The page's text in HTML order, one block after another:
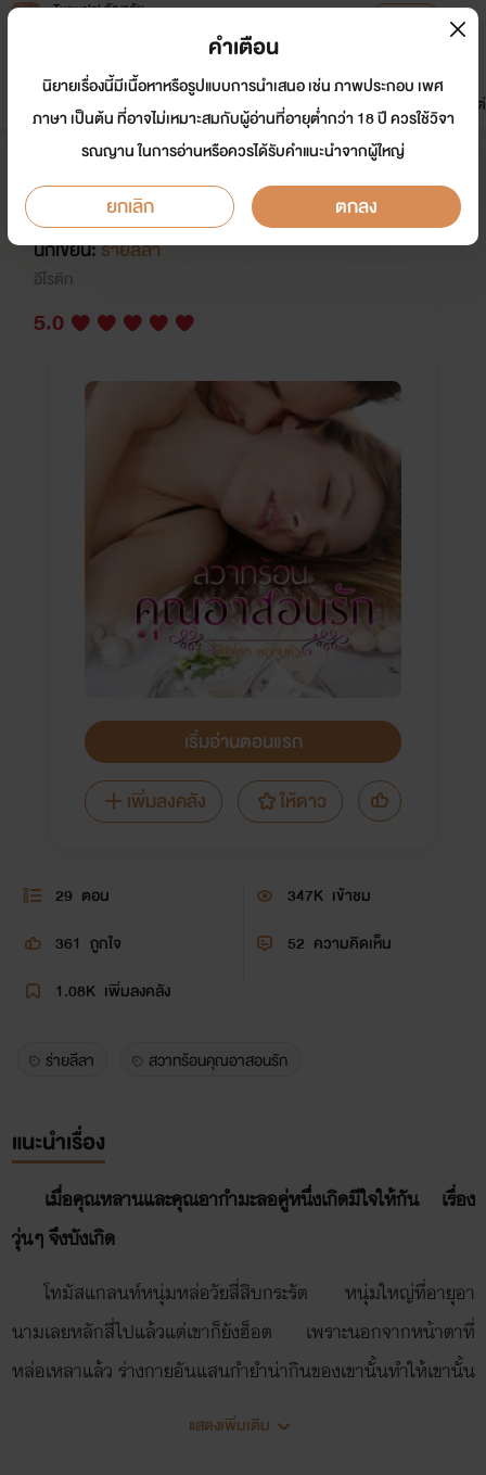
Tunwalai ธัญวลัย
หน้าแรก นิยาย อีบุ๊ก การ์ตูน
มาใหม่
ดรีมแชท ธัญลิสต์
สวาทร้อนคุณอาสอนรัก ซีรีส์ พ่อ
นักเขียน:ร่ายลีลา
อีโรติก
5.0
เริ่มอ่านตอนแรก
เพิ่มลงคลัง
ให้ดาว
29 ตอน 347K เข้าชม
361 ถูกใจ 52 ความคิดเห็น
1.08K เพิ่มลงคลัง
ร่ายลีลา สวาทร้อนคุณอาสอนรัก
แนะนำเรื่อง
เมื่อคุณหลานและคุณอากำมะลอคู่หนึ่งเกิดมีใจให้กัน เรื่อง
วุ่นๆ จึงบังเกิด
โทมัสแกลนท์หนุ่มหล่อวัยสี่สิบกระรัต หนุ่มใหญ่ที่อายุอา
นามเลยหลักสี่ไปแล้วแต่เขาก็ยังฮ็อต เพราะนอกจากหน้าตาที่
หล่อเหลาแล้ว ร่างกายอันแสนกำยำน่ากินของเขานั้นทำให้เขานั้น
เป็นที่หมายปองของสาวน้อยสาวใหญ่ค่อนเมือง โทมัสผู้เพียบ
แสดงเพิ่มเติม
คำเตือน
นิยายเรื่องนี้มีเนื้อหาหรือรูปแบบการนำเสนอ เช่น ภาพประกอบ เพศ
ภาษา เป็นต้น ที่อาจไม่เหมาะสมกับผู้อ่านที่อายุต่ำกว่า 18 ปี ควรใช้วิจา
รณญาน ในการอ่านหรือควรได้รับคำแนะนำจากผู้ใหญ่
ยกเลิก ตกลง